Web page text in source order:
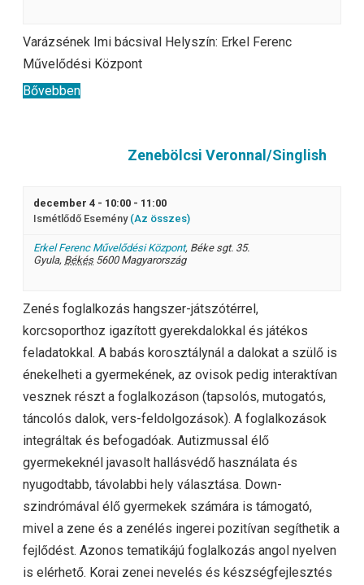
Varázsének Imi bácsival Helyszín: Erkel Ferenc
Művelődési Központ
Bővebben
Zenebölcsi Veronnal/Singlish
december 4 - 10:00 - 11:00
Ismétlődő Esemény (Az összes)
Erkel Ferenc Művelődési Központ, Béke sgt. 35.
Gyula, Békés 5600 Magyarország
Zenés foglalkozás hangszer-játszótérrel,
korcsoporthoz igazított gyerekdalokkal és játékos
feladatokkal. A babás korosztálynál a dalokat a szülő is
énekelheti a gyermekének, az ovisok pedig interaktívan
vesznek részt a foglalkozáson (tapsolós, mutogatós,
táncolós dalok, vers-feldolgozások). A foglalkozások
integráltak és befogadóak. Autizmussal élő
gyermekeknél javasolt hallásvédő használata és
nyugodtabb, távolabbi hely választása. Down-
szindrómával élő gyermekek számára is támogató,
mivel a zene és a zenélés ingerei pozitívan segíthetik a
fejlődést. Azonos tematikájú foglalkozás angol nyelven
is elérhető. Korai zenei nevelés és készségfejlesztés